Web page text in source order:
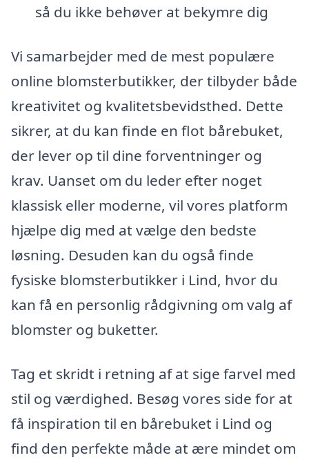
så du ikke behøver at bekymre dig
Vi samarbejder med de mest populære
online blomsterbutikker, der tilbyder både
kreativitet og kvalitetsbevidsthed. Dette
sikrer, at du kan finde en flot bårebuket,
der lever op til dine forventninger og
krav. Uanset om du leder efter noget
klassisk eller moderne, vil vores platform
hjælpe dig med at vælge den bedste
løsning. Desuden kan du også finde
fysiske blomsterbutikker i Lind, hvor du
kan få en personlig rådgivning om valg af
blomster og buketter.
Tag et skridt i retning af at sige farvel med
stil og værdighed. Besøg vores side for at
få inspiration til en bårebuket i Lind og
find den perfekte måde at ære mindet om